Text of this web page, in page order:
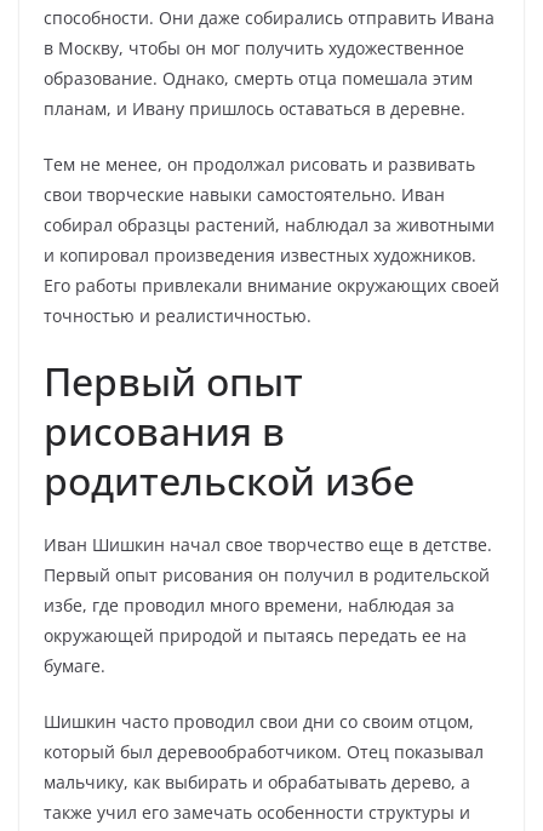
способности. Они даже собирались отправить Ивана
в Москву, чтобы он мог получить художественное
образование. Однако, смерть отца помешала этим
планам, и Ивану пришлось оставаться в деревне.
Тем не менее, он продолжал рисовать и развивать
свои творческие навыки самостоятельно. Иван
собирал образцы растений, наблюдал за животными
и копировал произведения известных художников.
Его работы привлекали внимание окружающих своей
точностью и реалистичностью.
Первый опыт
рисования в
родительской избе
Иван Шишкин начал свое творчество еще в детстве.
Первый опыт рисования он получил в родительской
избе, где проводил много времени, наблюдая за
окружающей природой и пытаясь передать ее на
бумаге.
Шишкин часто проводил свои дни со своим отцом,
который был деревообработчиком. Отец показывал
мальчику, как выбирать и обрабатывать дерево, а
также учил его замечать особенности структуры и